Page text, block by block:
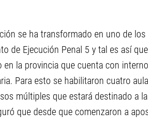
se ha transformado en uno de
de Ejecución Penal 5 y tal es así
en la provincia que cuenta con
Para esto se habilitaron cuatro
múltiples que estará destinado a
que desde que comenzaron a